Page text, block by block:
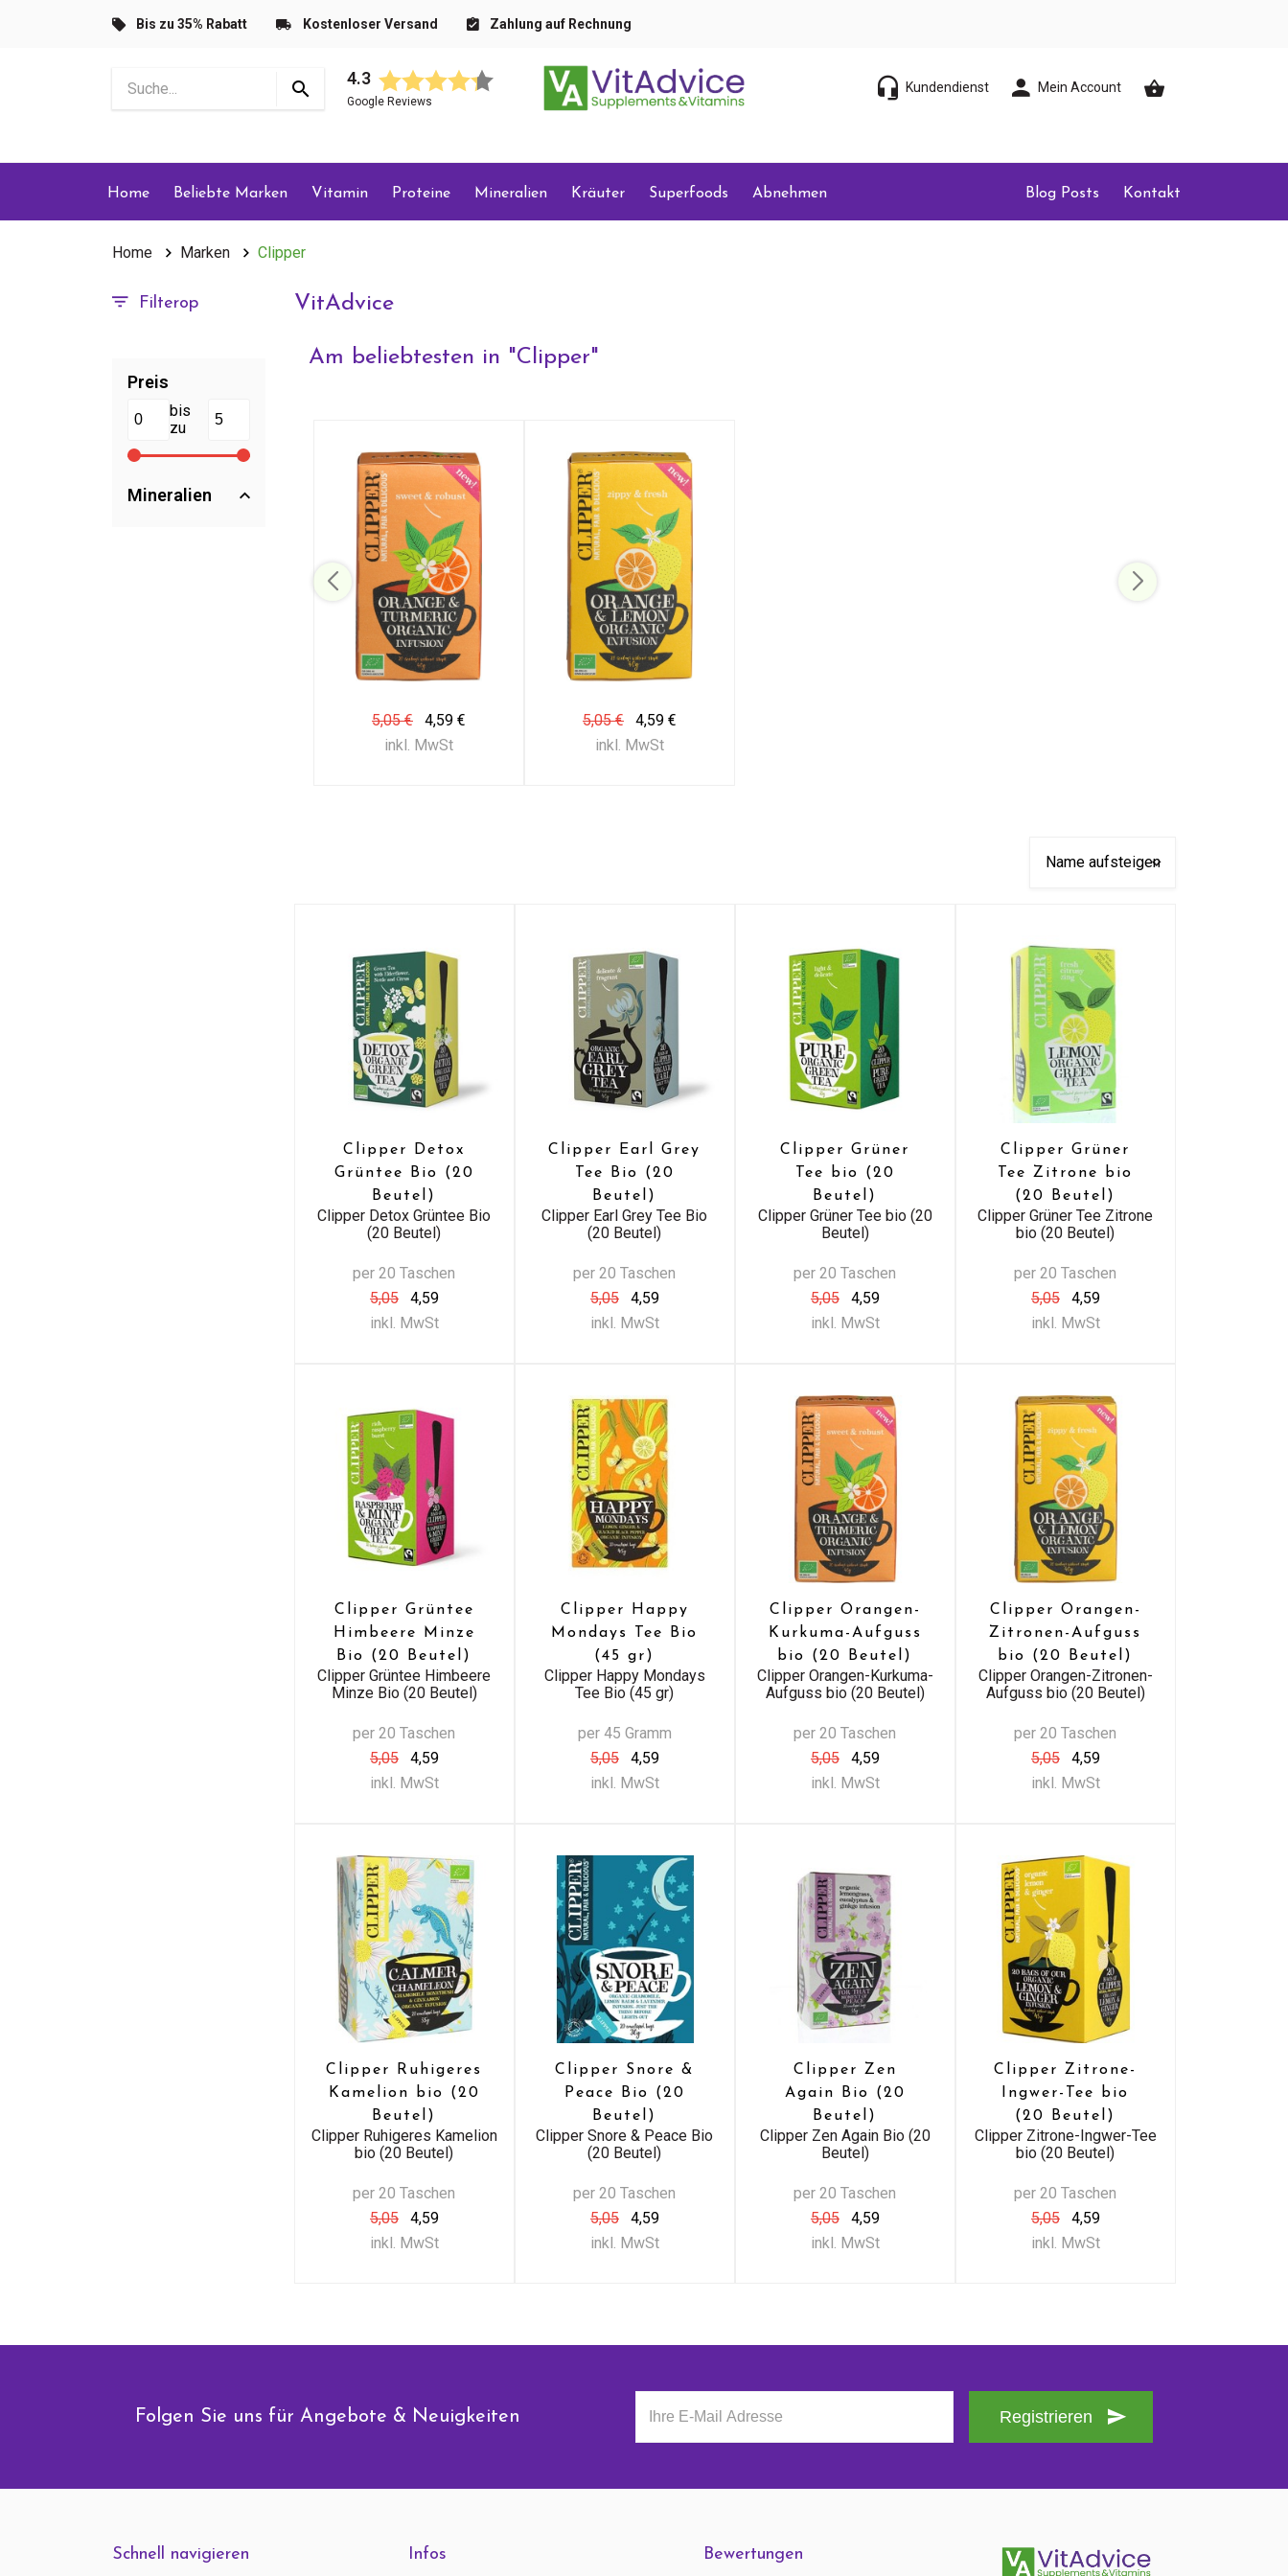
Bis zu 35% Rabatt Kostenloser Versand Zahlung auf Rechnung
4.3
Google Reviews
Kundendienst Mein Account
Home Beliebte Marken Vitamin Proteine Mineralien Kräuter Superfoods Abnehmen Blog Posts Kontakt
Home Marken Clipper
Filterop
Preis
bis
zu
Mineralien
VitAdvice
Am beliebtesten in "Clipper"
5,05 €
4,59 €
inkl. MwSt
5,05 €
4,59 €
inkl. MwSt
Clipper Detox
Grüntee Bio (20
Beutel)
Clipper Detox Grüntee Bio
(20 Beutel)
per 20 Taschen
5,05
4,59
inkl. MwSt
Clipper Earl Grey
Tee Bio (20
Beutel)
Clipper Earl Grey Tee Bio
(20 Beutel)
per 20 Taschen
5,05
4,59
inkl. MwSt
Clipper Grüner
Tee bio (20
Beutel)
Clipper Grüner Tee bio (20
Beutel)
per 20 Taschen
5,05
4,59
inkl. MwSt
Clipper Grüner
Tee Zitrone bio
(20 Beutel)
Clipper Grüner Tee Zitrone
bio (20 Beutel)
per 20 Taschen
5,05
4,59
inkl. MwSt
Clipper Grüntee
Himbeere Minze
Bio (20 Beutel)
Clipper Grüntee Himbeere
Minze Bio (20 Beutel)
per 20 Taschen
5,05
4,59
inkl. MwSt
Clipper Happy
Mondays Tee Bio
(45 gr)
Clipper Happy Mondays
Tee Bio (45 gr)
per 45 Gramm
5,05
4,59
inkl. MwSt
Clipper Orangen-
Kurkuma-Aufguss
bio (20 Beutel)
Clipper Orangen-Kurkuma-
Aufguss bio (20 Beutel)
per 20 Taschen
5,05
4,59
inkl. MwSt
Clipper Orangen-
Zitronen-Aufguss
bio (20 Beutel)
Clipper Orangen-Zitronen-
Aufguss bio (20 Beutel)
per 20 Taschen
5,05
4,59
inkl. MwSt
Clipper Ruhigeres
Kamelion bio (20
Beutel)
Clipper Ruhigeres Kamelion
bio (20 Beutel)
per 20 Taschen
5,05
4,59
inkl. MwSt
Clipper Snore &
Peace Bio (20
Beutel)
Clipper Snore & Peace Bio
(20 Beutel)
per 20 Taschen
5,05
4,59
inkl. MwSt
Clipper Zen
Again Bio (20
Beutel)
Clipper Zen Again Bio (20
Beutel)
per 20 Taschen
5,05
4,59
inkl. MwSt
Clipper Zitrone-
Ingwer-Tee bio
(20 Beutel)
Clipper Zitrone-Ingwer-Tee
bio (20 Beutel)
per 20 Taschen
5,05
4,59
inkl. MwSt
Folgen Sie uns für Angebote & Neuigkeiten Registrieren
Schnell navigieren Infos Bewertungen